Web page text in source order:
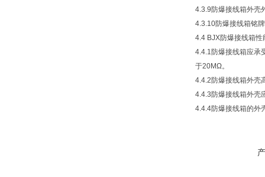
4.3.9防爆接线箱外壳
4.3.10防爆接线箱铭
4.4 BJX防爆接线箱性
4.4.1防爆接线箱应承
于20MΩ。
4.4.2防爆接线箱外壳
4.4.3防爆接线箱外壳
4.4.4防爆接线箱的外